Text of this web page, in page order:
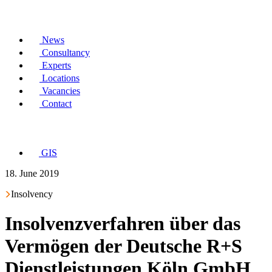
News
Consultancy
Experts
Locations
Vacancies
Contact
GIS
18. June 2019
Insolvency
Insolvenzverfahren über das
Vermögen der Deutsche R+S